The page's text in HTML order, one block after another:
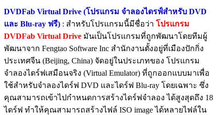
DVDFab Virtual Drive (โปรแกรม จำลองไดรฟ์สำหรับ DVD
และ Blu-ray ฟรี) : สำหรับโปรแกรมนี้มีชื่อว่า โปรแกรม
DVDFab Virtual Drive มันเป็นโปรแกรมที่ถูกพัฒนาโดยทีมผู้
พัฒนาจาก Fengtao Software Inc สำนักงานตั้งอยู่ที่เมืองปักกิ่ง
ประเทศจีน (Beijing, China) จัดอยู่ในประเภทของ โปรแกรม
จำลองไดร์ฟเสมือนจริง (Virtual Emulator) ที่ถูกออกแบบมาเพื่อ
ใช้สำหรับจำลองไดร์ฟ DVD และไดร์ฟ Blu-ray โดยเฉพาะ ซึ่ง
คุณสามารถเข้าไปกำหนดการสร้างไดร์ฟจำลอง ได้สูงสุดถึง 18
ไดร์ฟ ทำให้คุณสามารถสร้างไฟล์ ISO image ได้หลายไฟล์ใน